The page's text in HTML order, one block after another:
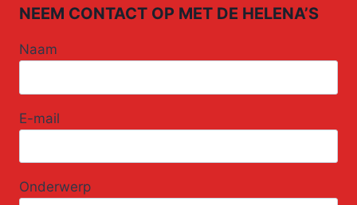
NEEM CONTACT OP MET DE HELENA’S
Naam
E-mail
Onderwerp